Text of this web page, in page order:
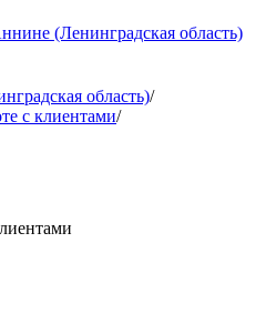
(Ленинградская область)
область)/
с клиентами/